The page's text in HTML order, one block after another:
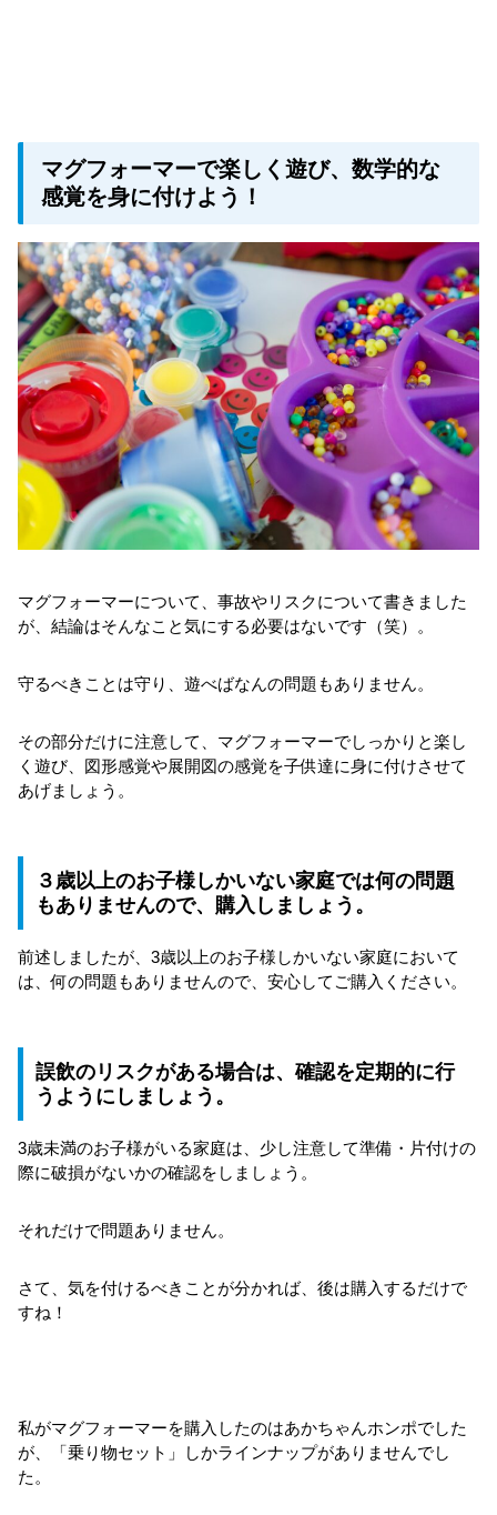
マグフォーマーで楽しく遊び、数学的な
感覚を身に付けよう！
マグフォーマーについて、事故やリスクについて書きました
が、結論はそんなこと気にする必要はないです（笑）。
守るべきことは守り、遊べばなんの問題もありません。
その部分だけに注意して、マグフォーマーでしっかりと楽し
く遊び、図形感覚や展開図の感覚を子供達に身に付けさせて
あげましょう。
３歳以上のお子様しかいない家庭では何の問題
もありませんので、購入しましょう。
前述しましたが、3歳以上のお子様しかいない家庭において
は、何の問題もありませんので、安心してご購入ください。
誤飲のリスクがある場合は、確認を定期的に行
うようにしましょう。
3歳未満のお子様がいる家庭は、少し注意して準備・片付けの
際に破損がないかの確認をしましょう。
それだけで問題ありません。
さて、気を付けるべきことが分かれば、後は購入するだけで
すね！
私がマグフォーマーを購入したのはあかちゃんホンポでした
が、「乗り物セット」しかラインナップがありませんでし
た。